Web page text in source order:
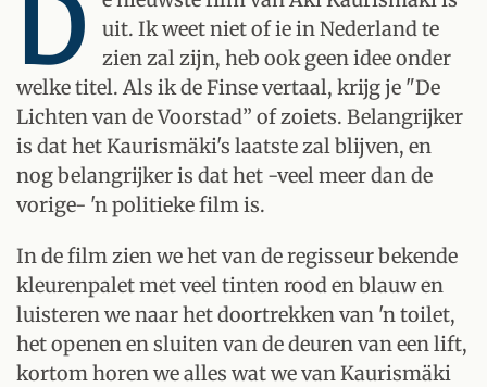
D
uit. Ik weet niet of ie in Nederland te
zien zal zijn, heb ook geen idee onder
welke titel. Als ik de Finse vertaal, krijg je "De
Lichten van de Voorstad” of zoiets. Belangrijker
is dat het Kaurismäki's laatste zal blijven, en
nog belangrijker is dat het -veel meer dan de
vorige- 'n politieke film is.
In de film zien we het van de regisseur bekende
kleurenpalet met veel tinten rood en blauw en
luisteren we naar het doortrekken van 'n toilet,
het openen en sluiten van de deuren van een lift,
kortom horen we alles wat we van Kaurismäki